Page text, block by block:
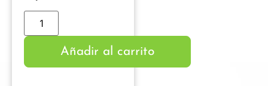
Añadir al carrito